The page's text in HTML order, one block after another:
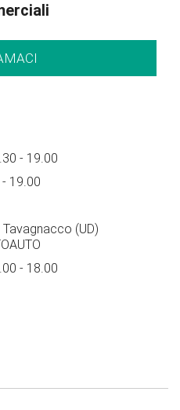
- 19.00
19.00
(UD)
- 18.00